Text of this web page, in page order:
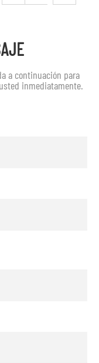
a continuación para
inmediatamente.